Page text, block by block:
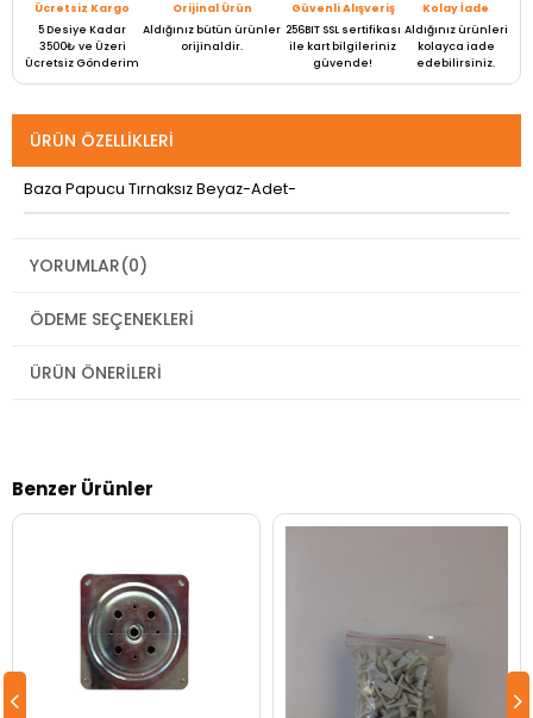
Ücretsiz Kargo
5 Desiye Kadar
3500₺ ve Üzeri
Ücretsiz Gönderim
Orijinal Ürün
Aldığınız bütün ürünler
orijinaldir.
Güvenli Alışveriş
256BIT SSL sertifikası
ile kart bilgileriniz
güvende!
Kolay İade
Aldığınız ürünleri
kolayca iade
edebilirsiniz.
ÜRÜN ÖZELLIKLERI
Baza Papucu Tırnaksız Beyaz-Adet-
YORUMLAR(0)
ÖDEME SEÇENEKLERI
ÜRÜN ÖNERILERI
Benzer Ürünler